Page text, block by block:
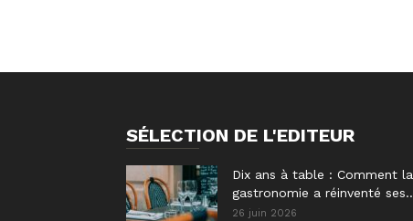
SÉLECTION DE L'EDITEUR
Dix ans à table : Comment la
gastronomie a réinventé
26 juin 2026